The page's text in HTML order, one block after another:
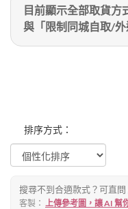
忘記密碼
目前顯示全部取貨方
與「限制同城自取/
排序方式：
搜尋不到合適款式？可直問
客製： 上傳參考圖，讓 AI 幫